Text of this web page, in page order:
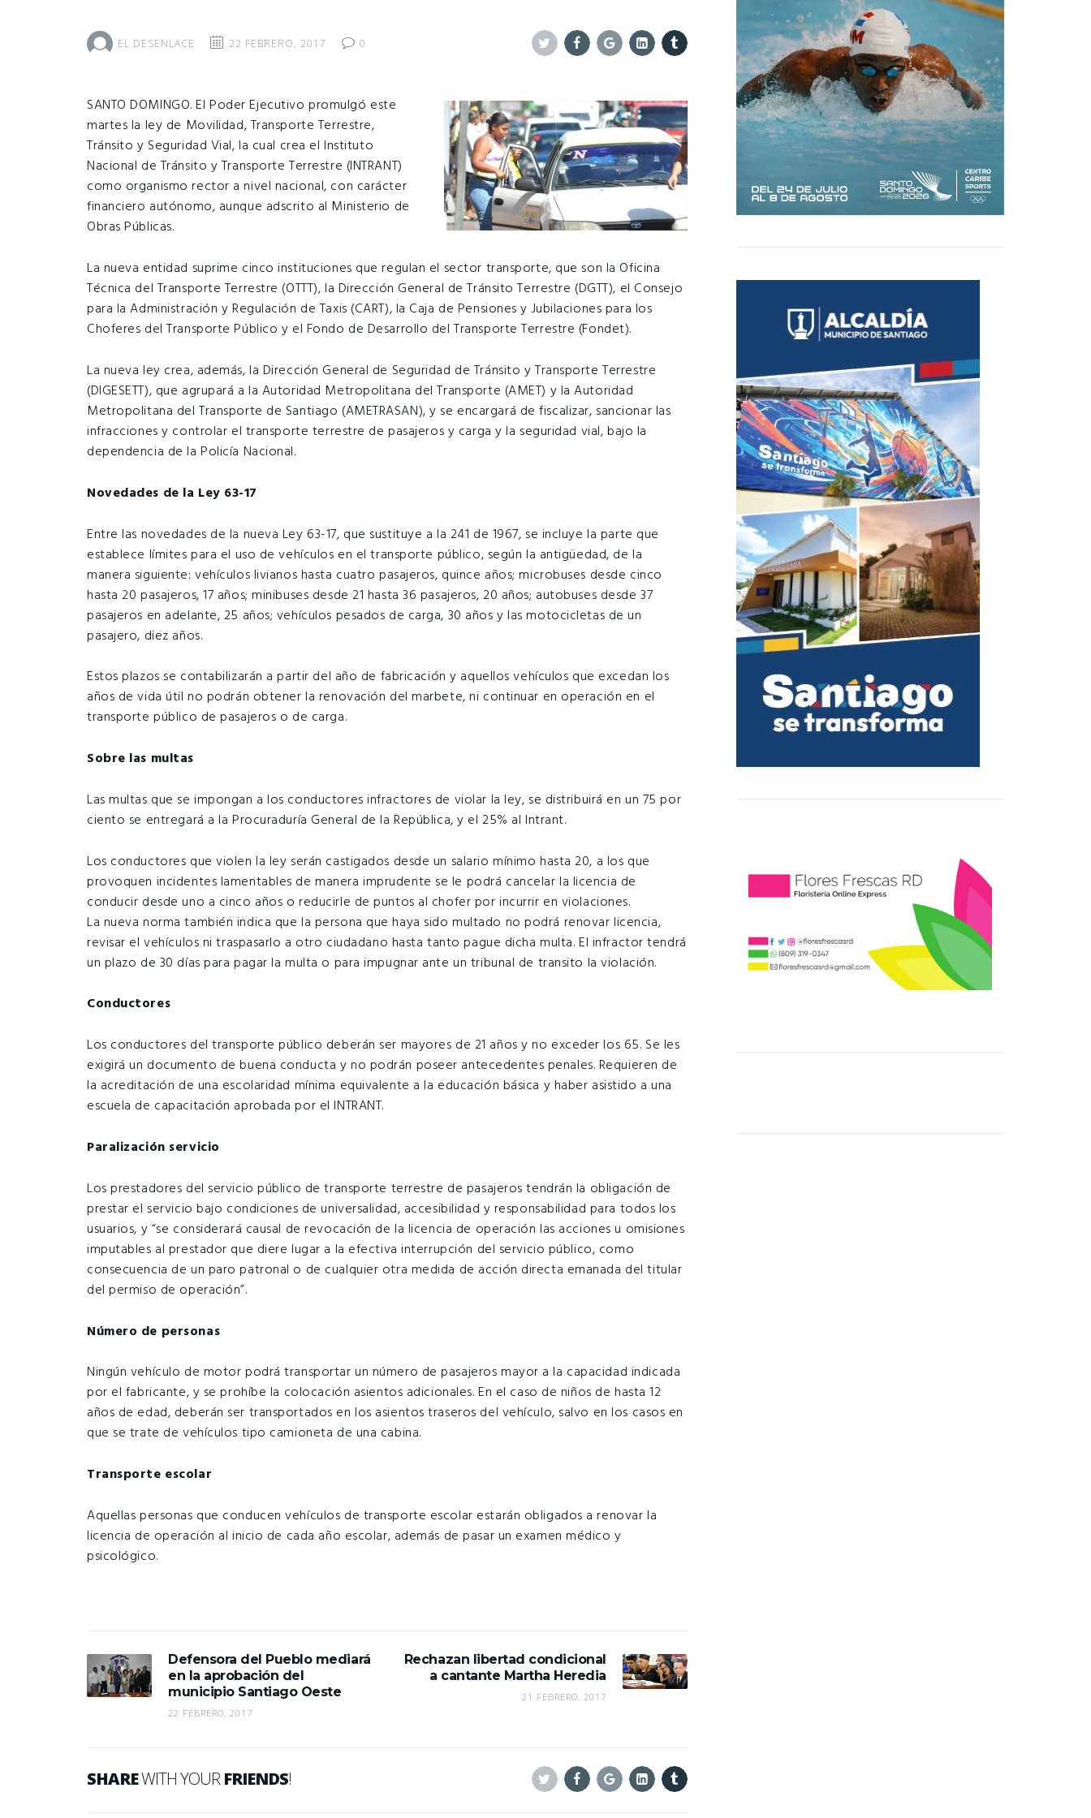
EL DESENLACE 22 FEBRERO, 2017
0
SANTO DOMINGO. El Poder Ejecutivo promulgó este
martes la ley de Movilidad, Transporte Terrestre,
Tránsito y Seguridad Vial, la cual crea el Instituto
Nacional de Tránsito y Transporte Terrestre (INTRANT)
como organismo rector a nivel nacional, con carácter
financiero autónomo, aunque adscrito al Ministerio de
Obras Públicas.
La nueva entidad suprime cinco instituciones que regulan el sector transporte, que son la Oficina
Técnica del Transporte Terrestre (OTTT), la Dirección General de Tránsito Terrestre (DGTT), el Consejo
para la Administración y Regulación de Taxis (CART), la Caja de Pensiones y Jubilaciones para los
Choferes del Transporte Público y el Fondo de Desarrollo del Transporte Terrestre (Fondet).
La nueva ley crea, además, la Dirección General de Seguridad de Tránsito y Transporte Terrestre
(DIGESETT), que agrupará a la Autoridad Metropolitana del Transporte (AMET) y la Autoridad
Metropolitana del Transporte de Santiago (AMETRASAN), y se encargará de fiscalizar, sancionar las
infracciones y controlar el transporte terrestre de pasajeros y carga y la seguridad vial, bajo la
dependencia de la Policía Nacional.
Novedades de la Ley 63-17
Entre las novedades de la nueva Ley 63-17, que sustituye a la 241 de 1967, se incluye la parte que
establece límites para el uso de vehículos en el transporte público, según la antigüedad, de la
manera siguiente: vehículos livianos hasta cuatro pasajeros, quince años; microbuses desde cinco
hasta 20 pasajeros, 17 años; minibuses desde 21 hasta 36 pasajeros, 20 años; autobuses desde 37
pasajeros en adelante, 25 años; vehículos pesados de carga, 30 años y las motocicletas de un
pasajero, diez años.
Estos plazos se contabilizarán a partir del año de fabricación y aquellos vehículos que excedan los
años de vida útil no podrán obtener la renovación del marbete, ni continuar en operación en el
transporte público de pasajeros o de carga.
Sobre las multas
Las multas que se impongan a los conductores infractores de violar la ley, se distribuirá en un 75 por
ciento se entregará a la Procuraduría General de la República, y el 25% al Intrant.
Los conductores que violen la ley serán castigados desde un salario mínimo hasta 20, a los que
provoquen incidentes lamentables de manera imprudente se le podrá cancelar la licencia de
conducir desde uno a cinco años o reducirle de puntos al chofer por incurrir en violaciones.
La nueva norma también indica que la persona que haya sido multado no podrá renovar licencia,
revisar el vehículos ni traspasarlo a otro ciudadano hasta tanto pague dicha multa. El infractor tendrá
un plazo de 30 días para pagar la multa o para impugnar ante un tribunal de transito la violación.
Conductores
Los conductores del transporte público deberán ser mayores de 21 años y no exceder los 65. Se les
exigirá un documento de buena conducta y no podrán poseer antecedentes penales. Requieren de
la acreditación de una escolaridad mínima equivalente a la educación básica y haber asistido a una
escuela de capacitación aprobada por el INTRANT.
Paralización servicio
Los prestadores del servicio público de transporte terrestre de pasajeros tendrán la obligación de
prestar el servicio bajo condiciones de universalidad, accesibilidad y responsabilidad para todos los
usuarios, y “se considerará causal de revocación de la licencia de operación las acciones u omisiones
imputables al prestador que diere lugar a la efectiva interrupción del servicio público, como
consecuencia de un paro patronal o de cualquier otra medida de acción directa emanada del titular
del permiso de operación”.
Número de personas
Ningún vehículo de motor podrá transportar un número de pasajeros mayor a la capacidad indicada
por el fabricante, y se prohíbe la colocación asientos adicionales. En el caso de niños de hasta 12
años de edad, deberán ser transportados en los asientos traseros del vehículo, salvo en los casos en
que se trate de vehículos tipo camioneta de una cabina.
Transporte escolar
Aquellas personas que conducen vehículos de transporte escolar estarán obligados a renovar la
licencia de operación al inicio de cada año escolar, además de pasar un examen médico y
psicológico.
Defensora del Pueblo mediará
en la aprobación del
municipio Santiago Oeste
22 FEBRERO, 2017
Rechazan libertad condicional
a cantante Martha Heredia
21 FEBRERO, 2017
SHAREWITH YOURFRIENDS!